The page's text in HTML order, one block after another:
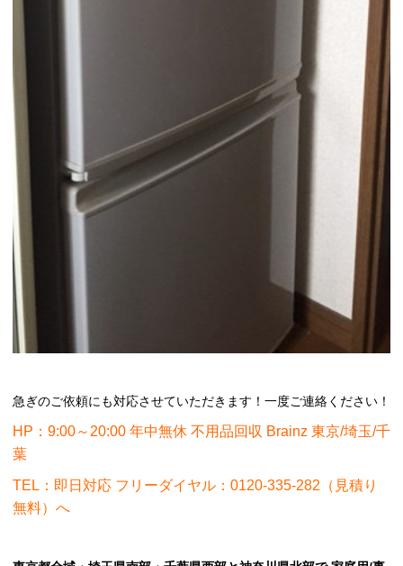
急ぎのご依頼にも対応させていただきます！一度ご連絡ください！
HP：9:00～20:00 年中無休 不用品回収 Brainz 東京/埼玉/千
葉
TEL：即日対応 フリーダイヤル：0120-335-282（見積り
無料）へ